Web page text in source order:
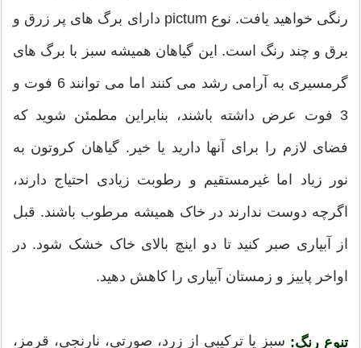
رنگی خواهید یافت. نوع pictum دارای برگ های پر زرق و
برق و چند رنگ است. این گیاهان همیشه سبز با برگ های
گرمسیری به آرامی رشد می کنند اما می توانند 6 فوت و
3 فوت عرض داشته باشند، بنابراین مطمئن شوید که
فضای لازم را برای آنها دارید یا خیر. گیاهان کروتون به
نور زیاد اما غیرمستقیم و رطوبت زیادی احتیاج دارند،
اگرچه دوست ندارند در خاک همیشه مرطوب باشند. قبل
از آبیاری صبر کنید تا دو اینچ بالای خاک خشک شود. در
اواخر پاییز و زمستان آبیاری را کاهش دهید.
تنوع رنگ: سبز یا ترکیبی از زرد، صورتی، نارنجی، قرمز،